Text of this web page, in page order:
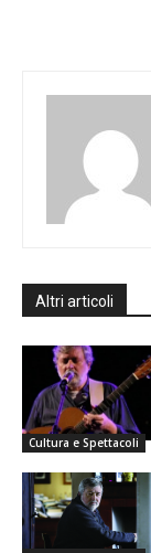
Altri articoli
Cultura e Spettacoli